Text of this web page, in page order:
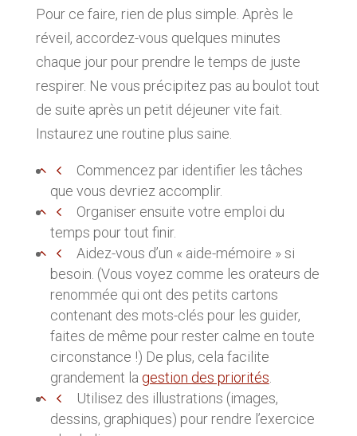
Pour ce faire, rien de plus simple. Après le
réveil, accordez-vous quelques minutes
chaque jour pour prendre le temps de juste
respirer. Ne vous précipitez pas au boulot tout
de suite après un petit déjeuner vite fait.
Instaurez une routine plus saine.
Commencez par identifier les tâches
que vous devriez accomplir.
Organiser ensuite votre emploi du
temps pour tout finir.
Aidez-vous d’un « aide-mémoire » si
besoin. (Vous voyez comme les orateurs de
renommée qui ont des petits cartons
contenant des mots-clés pour les guider,
faites de même pour rester calme en toute
circonstance !) De plus, cela facilite
grandement la gestion des priorités.
Utilisez des illustrations (images,
dessins, graphiques) pour rendre l’exercice